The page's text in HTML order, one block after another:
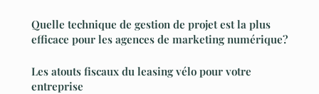
Quelle technique de gestion de projet est la plus
efficace pour les agences de marketing numérique?
Les atouts fiscaux du leasing vélo pour votre
entreprise